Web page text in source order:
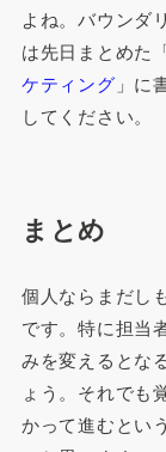
よね。バウンダ
は先日まとめた
ケティング 」に
してください。
まとめ
個人ならまだし
です。特に担当
みを変えるとな
ょう。それでも
かって進むとい